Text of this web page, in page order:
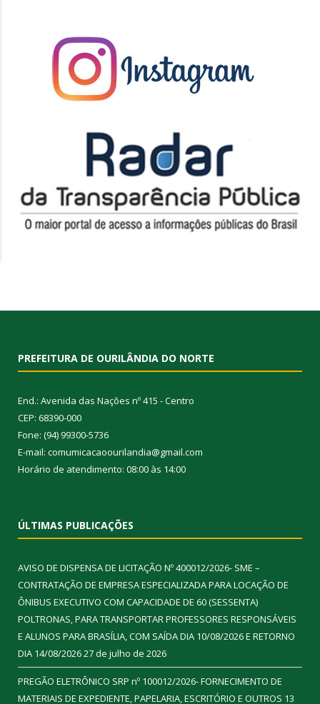
PREFEITURA DE OURILÂNDIA DO NORTE
End.: Avenida das Nações nº 415 - Centro
CEP: 68390-000
Fone: (94) 99300-5736
E-mail: comumicacaoourilandia@gmail.com
Horário de atendimento: 08:00 às 14:00
ÚLTIMAS PUBLICAÇÕES
AVISO DE DISPENSA DE LICITAÇÃO Nº 400012/2026- SME –
CONTRATAÇÃO DE EMPRESA ESPECIALIZADA PARA LOCAÇÃO DE
ÔNIBUS EXECUTIVO COM CAPACIDADE DE 60 (SESSENTA)
POLTRONAS, PARA TRANSPORTAR PROFESSORES RESPONSÁVEIS
E ALUNOS PARA BRASÍLIA, COM SAÍDA DIA 10/08/2026 E RETORNO
DIA 14/08/202627 de julho de 2026
PREGÃO ELETRÔNICO SRP nº 100012/2026- FORNECIMENTO DE
MATERIAIS DE EXPEDIENTE, PAPELARIA, ESCRITÓRIO E OUTROS 13